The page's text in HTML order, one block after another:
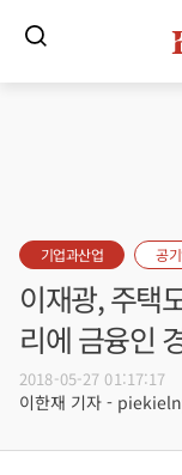
기업과산업 공
이재광, 주택
리에 금융인
2018-05-27 01:17:17
이한재 기자 -